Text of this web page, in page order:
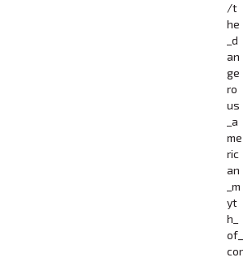
/t
he
_d
an
ge
ro
us
_a
me
ric
an
_m
yt
h_
of_
cor